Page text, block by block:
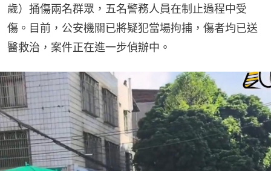
歲）捅傷兩名群眾，五名警務人員在制止過程中受
傷。目前，公安機關已將疑犯當場拘捕，傷者均已送
醫救治，案件正在進一步偵辦中。